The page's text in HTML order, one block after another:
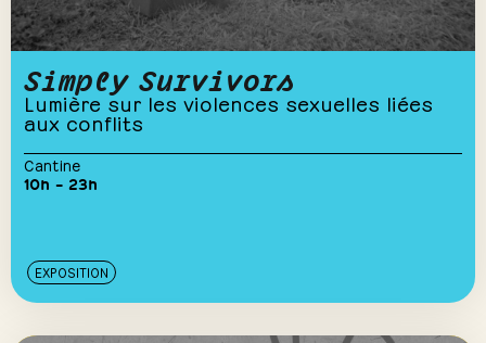
Simply Survivors
Lumière sur les violences sexuelles liées
aux conflits
Cantine
10h – 23h
EXPOSITION